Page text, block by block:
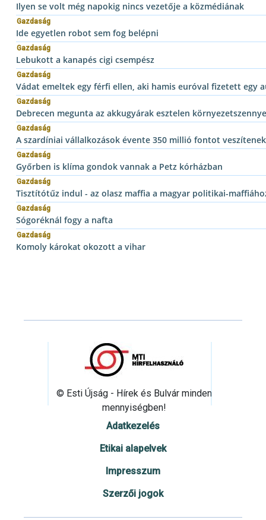
Ilyen se volt még napokig nincs vezetője a közmédiának
Gazdaság
Ide egyetlen robot sem fog belépni
Gazdaság
Lebukott a kanapés cigi csempész
Gazdaság
Vádat emeltek egy férfi ellen, aki hamis euróval fizetett egy
Gazdaság
Debrecen megunta az akkugyárak esztelen
Gazdaság
A szardíniai vállalkozások évente 350 millió fontot
Gazdaság
Győrben is klíma gondok vannak a Petz kórházban
Gazdaság
Tisztítótűz indul - az olasz maffia a magyar politikai-
Gazdaság
Sógoréknál fogy a nafta
Gazdaság
Komoly károkat okozott a vihar
© Esti Újság - Hírek és Bulvár minden
mennyiségben!
Adatkezelés
Etikai alapelvek
Impresszum
Szerzői jogok